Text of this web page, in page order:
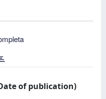
of publication)